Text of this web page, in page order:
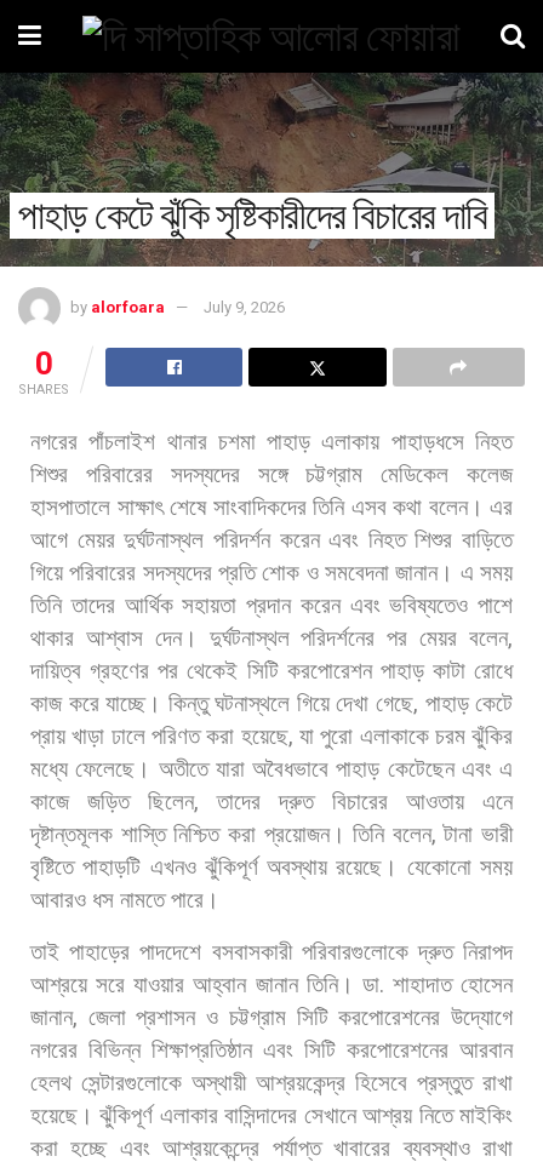
পাহাড় কেটে ঝুঁকি সৃষ্টিকারীদের বিচারের দাবি
by alorfoara July 9, 2026
0
SHARES
নগরের পাঁচলাইশ থানার চশমা পাহাড় এলাকায় পাহাড়ধসে নিহত
শিশুর
পরিবারের সদস্যদের সঙ্গে চট্টগ্রাম মেডিকেল
কলেজ
হাসপাতালে সাক্ষাৎ শেষে সাংবাদিকদের তিনি এসব কথা বলেন। এর
আগে মেয়র দুর্ঘটনাস্থল পরিদর্শন করেন এবং নিহত শিশুর বাড়িতে
গিয়ে পরিবারের সদস্যদের প্রতি শোক ও সমবেদনা জানান। এ সময়
তিনি তাদের আর্থিক সহায়তা প্রদান করেন এবং ভবিষ্যতেও পাশে
থাকার আশ্বাস দেন। দুর্ঘটনাস্থল পরিদর্শনের পর মেয়র বলেন,
দায়িত্ব গ্রহণের পর থেকেই সিটি করপোরেশন পাহাড় কাটা রোধে
কাজ করে যাচ্ছে। কিন্তু ঘটনাস্থলে গিয়ে দেখা গেছে, পাহাড় কেটে
প্রায় খাড়া ঢালে পরিণত করা হয়েছে, যা পুরো এলাকাকে চরম ঝুঁকির
মধ্যে ফেলেছে। অতীতে যারা অবৈধভাবে পাহাড় কেটেছেন এবং এ
কাজে
জড়িত ছিলেন,তাদের দ্রুত বিচারের আওতায়
এনে
দৃষ্টান্তমূলক শাস্তি নিশ্চিত করা প্রয়োজন। তিনি বলেন,টানা ভারী
বৃষ্টিতে পাহাড়টি এখনও ঝুঁকিপূর্ণ অবস্থায় রয়েছে। যেকোনো সময়
আবারও ধস নামতে পারে।
তাই পাহাড়ের পাদদেশে বসবাসকারী পরিবারগুলোকে দ্রুত নিরাপদ
আশ্রয়ে সরে যাওয়ার আহ্বান জানান তিনি। ডা. শাহাদাত হোসেন
জানান, জেলা প্রশাসন ও চট্টগ্রাম সিটি করপোরেশনের উদ্যোগে
নগরের বিভিন্ন শিক্ষাপ্রতিষ্ঠান এবং সিটি করপোরেশনের আরবান
হেলথ সেন্টারগুলোকে অস্থায়ী আশ্রয়কেন্দ্র হিসেবে প্রস্তুত রাখা
হয়েছে। ঝুঁকিপূর্ণ এলাকার বাসিন্দাদের সেখানে আশ্রয় নিতে মাইকিং
করা হচ্ছে এবং আশ্রয়কেন্দ্রে পর্যাপ্ত খাবারের ব্যবস্থাও রাখা